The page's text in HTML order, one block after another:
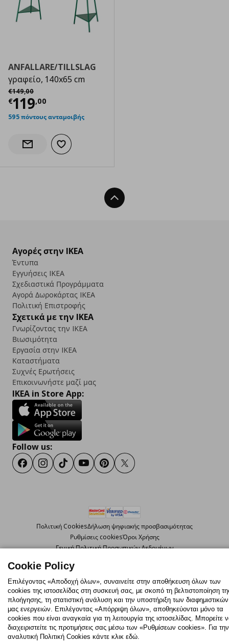
ANFALLARE/TILLSLAG
γραφείο, 140x65 cm
€149,00
Αρχική τιμή
€119,00
Τρέχουσα τιμή
595 πόντους ανταμοιβής
Ενημέρωση διαθεσιμότητας
Προσθήκη στα αγαπημένα
Back To Top
Αγορές στην IKEA
Έντυπα
Εγγυήσεις IKEA
Σχεδιαστικά Προγράμματα
Αγορά Δωρoκάρτας IKEA
Πολιτική Επιστροφής
Σχετικά με την IKEA
Γνωρίζοντας την IKEA
Βιωσιμότητα
Εργασία στην IKEA
Καταστήματα
Συχνές Ερωτήσεις
Επικοινωνήστε μαζί μας
IKEA in Store App:
Follow us:
FacebookInstagram
TikTokYoutubePinterestTwitter
Πολιτική CookiesΔήλωση ψηφιακής προσβασιμότητας
Ρυθμίσεις cookiesΌροι Χρήσης
Γενική Πολιτική Προσωπικών Δεδομένων
Κώδικας Καταναλωτικής Δεοντολογίας
© Inter-IKEA Systems B.V. 1999 - 2025
Cookie Policy
Επιλέγοντας «Αποδοχή όλων», συναινείτε στην αποθήκευση όλων των
cookies της ιστοσελίδας στη συσκευή σας, με σκοπό τη βελτιστοποίηση
πλοήγησης, τη στατιστική ανάλυση και την υποστήριξη των διαφημιστικών
μας ενεργειών. Επιλέγοντας «Απόρριψη όλων», αποθηκεύονται μόνο τα
cookies που είναι αναγκαία για τη λειτουργία της ιστοσελίδας. Μπορείτε
διαχειριστείτε τις προτιμήσεις σας μέσω των «Ρυθμίσεων cookies». Για την
αναλυτική Πολιτική Cookies κάντε κλικ εδώ.